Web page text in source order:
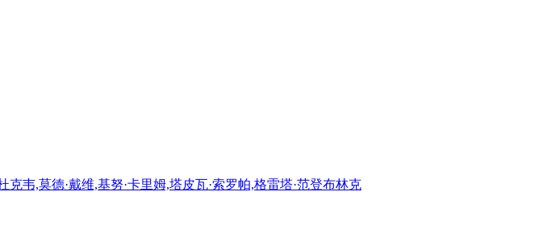
克韦,莫德·戴维,基努·卡里姆,塔皮瓦·索罗帕,格雷塔·范登布林克